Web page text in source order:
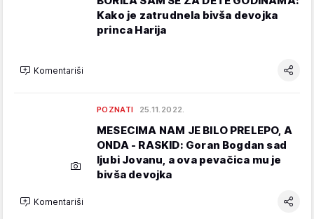
Kako je zatrudnela bivša devojka
princa Harija
Komentariši
POZNATI 25.11.2022.
MESECIMA NAM JE BILO PRELEPO, A
ONDA - RASKID: Goran Bogdan sad
ljubi Jovanu, a ova pevačica mu je
bivša devojka
Komentariši